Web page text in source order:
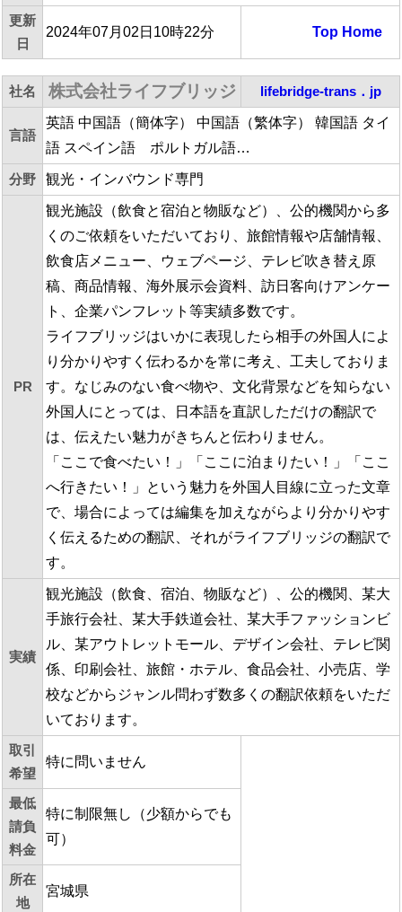
更新
日
2024年07月02日10時22分 Top Home
社名 株式会社ライフブリッジ lifebridge-trans．jp
言語
英語 中国語（簡体字） 中国語（繁体字） 韓国語 タイ
語 スペイン語 ポルトガル語…
分野 観光・インバウンド専門
PR
観光施設（飲食と宿泊と物販など）、公的機関から多
くのご依頼をいただいており、旅館情報や店舗情報、
飲食店メニュー、ウェブページ、テレビ吹き替え原
稿、商品情報、海外展示会資料、訪日客向けアンケー
ト、企業パンフレット等実績多数です。
ライフブリッジはいかに表現したら相手の外国人によ
り分かりやすく伝わるかを常に考え、工夫しておりま
す。なじみのない食べ物や、文化背景などを知らない
外国人にとっては、日本語を直訳しただけの翻訳で
は、伝えたい魅力がきちんと伝わりません。
「ここで食べたい！」「ここに泊まりたい！」「ここ
へ行きたい！」という魅力を外国人目線に立った文章
で、場合によっては編集を加えながらより分かりやす
く伝えるための翻訳、それがライフブリッジの翻訳で
す。
実績
観光施設（飲食、宿泊、物販など）、公的機関、某大
手旅行会社、某大手鉄道会社、某大手ファッションビ
ル、某アウトレットモール、デザイン会社、テレビ関
係、印刷会社、旅館・ホテル、食品会社、小売店、学
校などからジャンル問わず数多くの翻訳依頼をいただ
いております。
取引
希望
特に問いません
最低
請負
料金
特に制限無し（少額からでも
可）
所在
地
宮城県